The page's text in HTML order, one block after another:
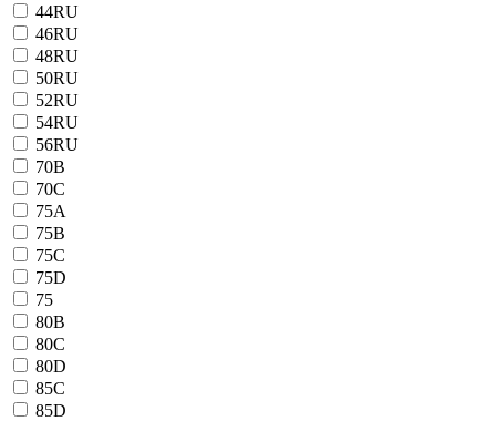
44RU
46RU
48RU
50RU
52RU
54RU
56RU
70B
70C
75A
75B
75C
75D
75
80B
80C
80D
85C
85D